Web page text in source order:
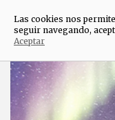
Saltar
contenido
Las cookies nos
seguir navegando,
Aceptar